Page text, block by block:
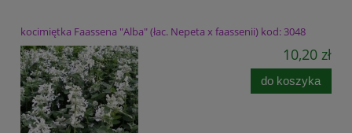
kocimiętka Faassena "Alba" (łac. Nepeta x faassenii) kod: 3048
10,20 zł
do koszyka